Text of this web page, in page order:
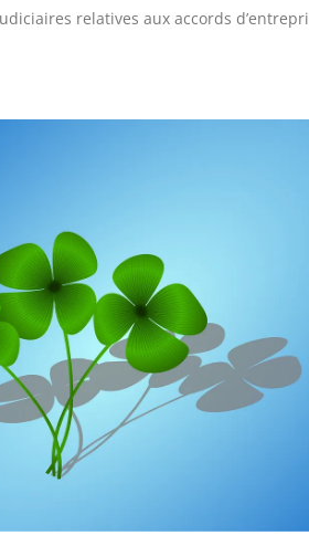
relatives aux accords